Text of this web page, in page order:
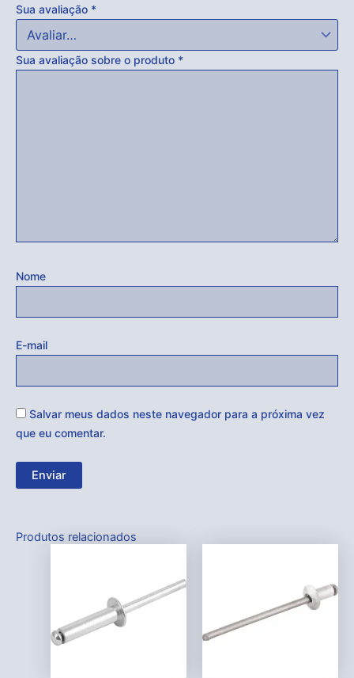
Sua avaliação *
Sua avaliação sobre o produto *
Nome
E-mail
Salvar meus dados neste navegador para a próxima vez
que eu comentar.
Produtos relacionados